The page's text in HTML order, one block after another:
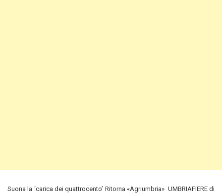
Suona la ‘carica dei quattrocento’ Ritorna «Agriumbria» UMBRIAFIERE di